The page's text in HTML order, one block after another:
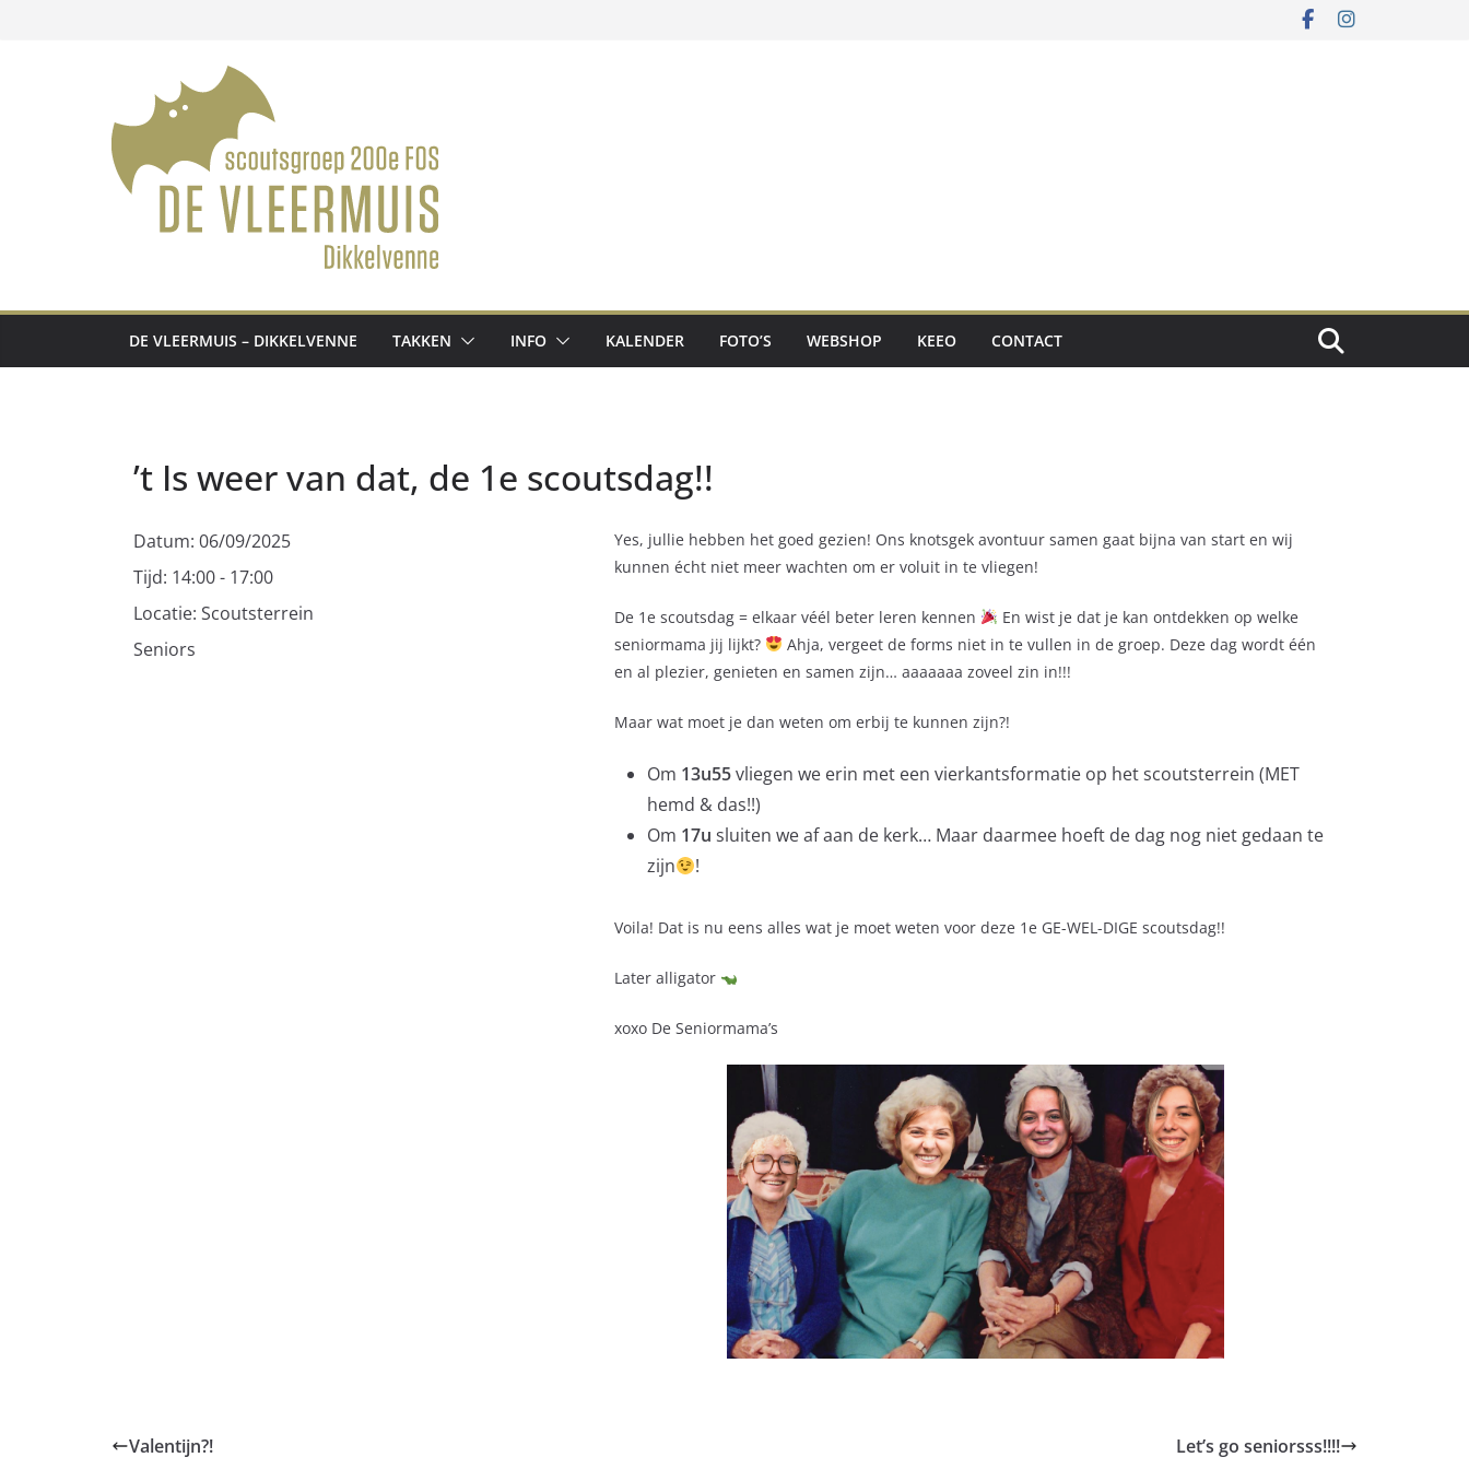
DE VLEERMUIS – DIKKELVENNE TAKKEN INFO KALENDER FOTO’S WEBSHOP KEEO CONTACT
’t Is weer van dat, de 1e scoutsdag!!
Datum: 06/09/2025
Tijd: 14:00 - 17:00
Locatie: Scoutsterrein
Seniors
Yes, jullie hebben het goed gezien! Ons knotsgek avontuur samen gaat bijna van start en wij
kunnen écht niet meer wachten om er voluit in te vliegen!
De 1e scoutsdag = elkaar véél beter leren kennen
En wist je dat je kan ontdekken op welke
seniormama jij lijkt?
Ahja, vergeet de forms niet in te vullen in de groep. Deze dag wordt één
en al plezier, genieten en samen zijn… aaaaaaa zoveel zin in!!!
Maar wat moet je dan weten om erbij te kunnen zijn?!
Om 13u55vliegen we erin met een vierkantsformatie op het scoutsterrein (MET
hemd & das!!)
Om 17u sluiten we af aan de kerk… Maar daarmee hoeft de dag nog niet gedaan te
zijn
!
Voila! Dat is nu eens alles wat je moet weten voor deze 1e GE-WEL-DIGE scoutsdag!!
Later alligator
xoxo De Seniormama’s
Valentijn?! Let’s go seniorsss!!!!